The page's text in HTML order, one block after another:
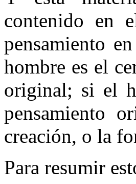
contenido en
pensamiento
hombre es el
original; si el
pensamiento
creación, o la
Para resumir